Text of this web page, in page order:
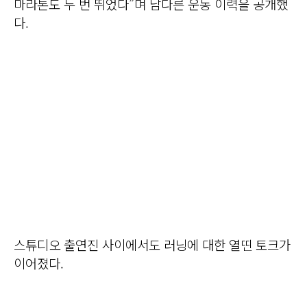
마라톤도 두 번 뛰었다”며 남다른 운동 이력을 공개했
다.
스튜디오 출연진 사이에서도 러닝에 대한 열띤 토크가
이어졌다.